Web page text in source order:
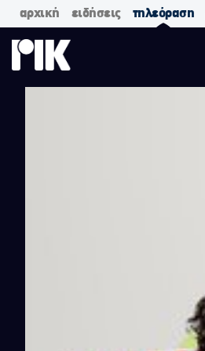
αρχική ειδήσεις τηλεόραση